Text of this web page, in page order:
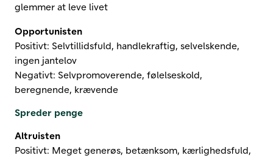
glemmer at leve livet
Opportunisten
Positivt: Selvtillidsfuld, handlekraftig, selvelskende,
ingen jantelov
Negativt: Selvpromoverende, følelseskold,
beregnende, krævende
Spreder penge
Altruisten
Positivt: Meget generøs, betænksom, kærlighedsfuld,